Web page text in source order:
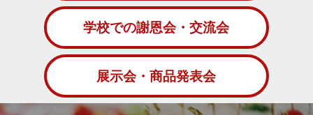
学校での謝恩会・交流会
展示会・商品発表会